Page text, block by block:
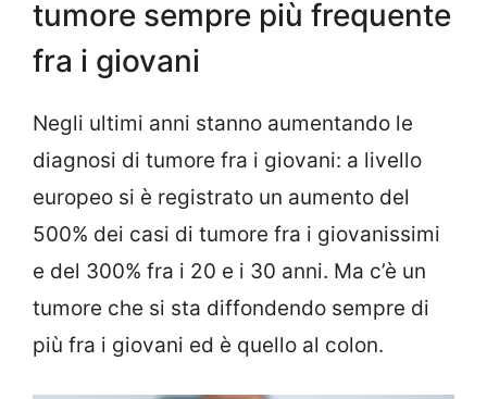
tumore sempre più frequente
fra i giovani
Negli ultimi anni stanno aumentando le
diagnosi di tumore fra i giovani: a livello
europeo si è registrato un aumento del
500% dei casi di tumore fra i giovanissimi
e del 300% fra i 20 e i 30 anni. Ma c’è un
tumore che si sta diffondendo sempre di
più fra i giovani ed è quello al colon.